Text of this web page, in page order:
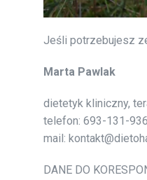
Jeśli potrzebujesz
Marta Pawlak
dietetyk kliniczny,
telefon: 693-131-936
mail:
DANE DO